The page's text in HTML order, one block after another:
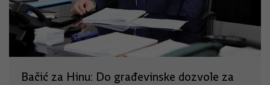
Bačić za Hinu: Do građevinske dozvole za